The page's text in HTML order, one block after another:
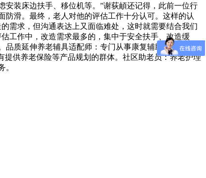
装床边扶手、移位机等。”谢荻頔还记得，此前一位行
滑。最终，老人对他的评估工作十分认可。这样的认
需求，但沟通表达上又面临难处，这时就需要结合我们
工作中，改造需求最多的，集中于安全扶手、改造缓
质延伸养老辅具适配师：专门从事康复辅助器具评估、
供养老保险等产品规划的群体。社区助老员：养老护理
。